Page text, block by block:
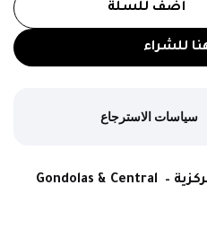
للشراء
أضف للسلة
سياسات الاسترجاع
قسم الجندولات والجزيرة المركزية – Gondolas & Central